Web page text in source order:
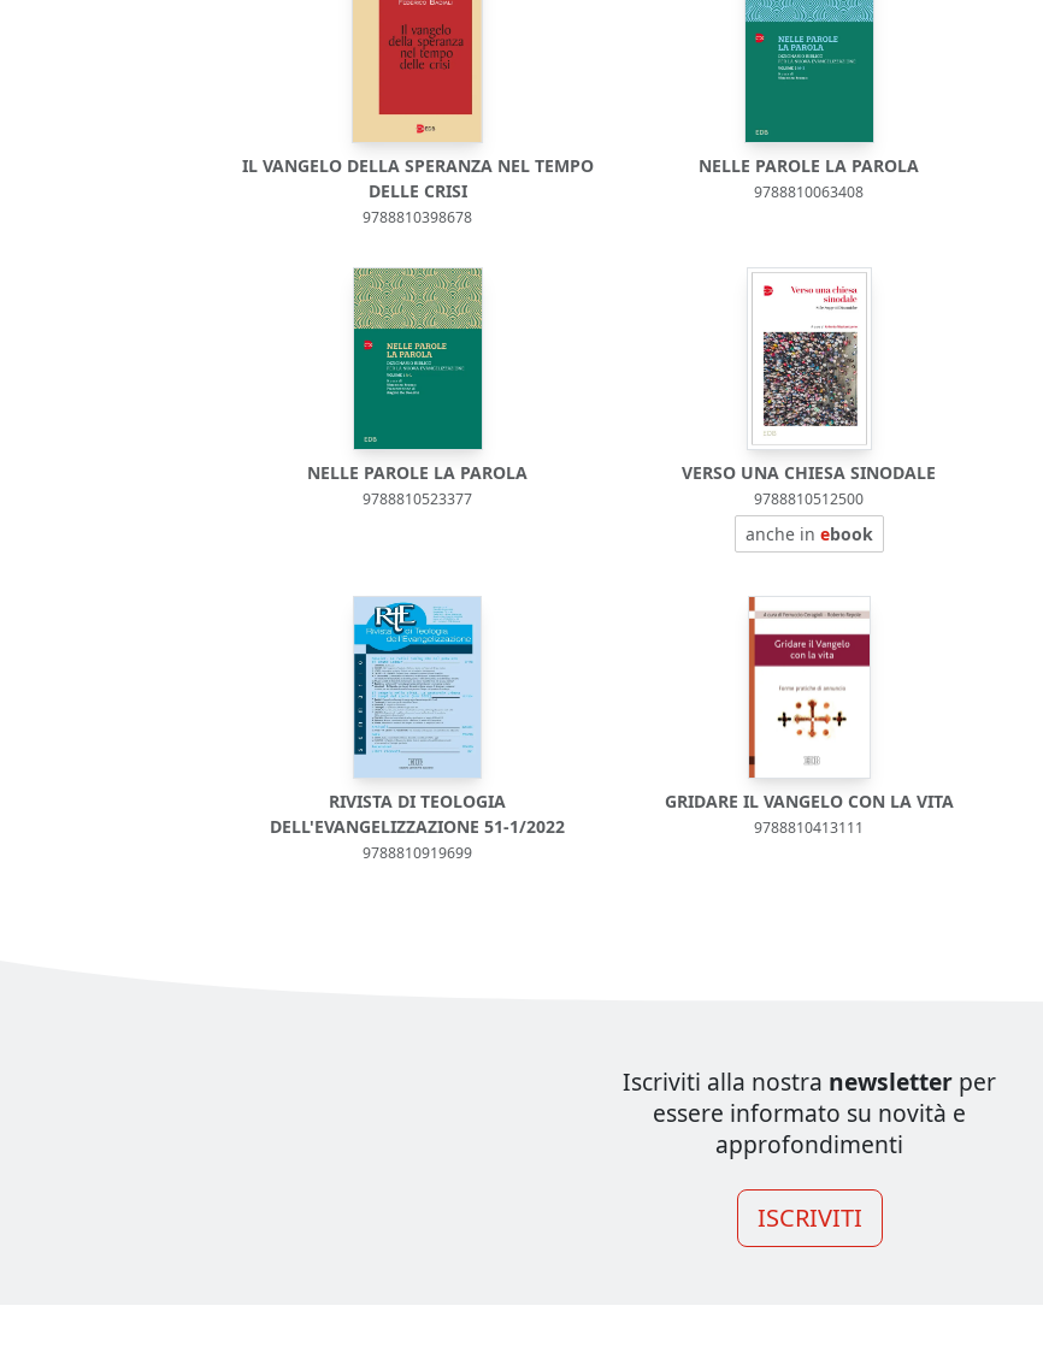
IL VANGELO DELLA SPERANZA NEL TEMPO
DELLE CRISI
9788810398678
NELLE PAROLE LA PAROLA
9788810063408
NELLE PAROLE LA PAROLA
9788810523377
VERSO UNA CHIESA SINODALE
9788810512500
anche in ebook
RIVISTA DI TEOLOGIA
DELL'EVANGELIZZAZIONE 51-1/2022
9788810919699
GRIDARE IL VANGELO CON LA VITA
9788810413111
Iscriviti alla nostra newsletter per
essere informato su novità e
approfondimenti
ISCRIVITI